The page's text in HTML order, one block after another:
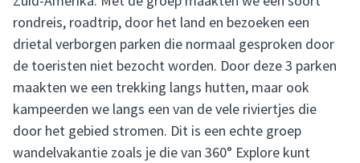
rondreis, roadtrip, door het land en bezoeken een
drietal verborgen parken die normaal gesproken door
de toeristen niet bezocht worden. Door deze 3 parken
maakten we een trekking langs hutten, maar ook
kampeerden we langs een van de vele riviertjes die
door het gebied stromen. Dit is een echte groep
wandelvakantie zoals je die van 360° Explore kunt